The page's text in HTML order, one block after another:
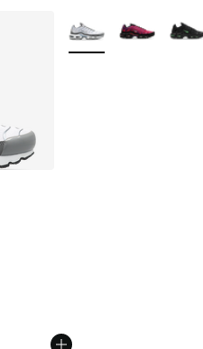
Weitere Farben